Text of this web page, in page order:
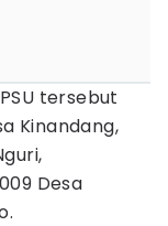
tersebut
Kinandang,
Desa